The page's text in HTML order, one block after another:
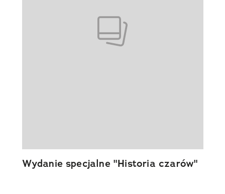
Wydanie specjalne "Historia czarów"